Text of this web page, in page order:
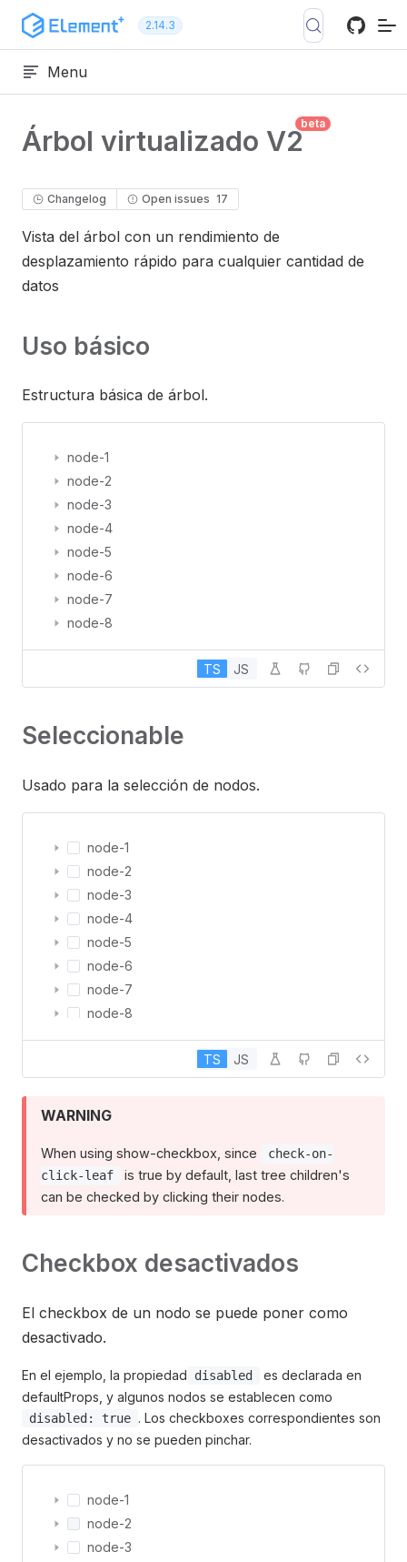
Ir al contenido 2.14.3
Menu
Árbol virtualizado V2
beta
Changelog Open issues 17
Vista del árbol con un rendimiento de
desplazamiento rápido para cualquier cantidad de
datos
Uso básico
Estructura básica de árbol.
node-1
node-2
node-3
node-4
node-5
node-6
node-7
node-8
node-9
TS JS
Seleccionable
Usado para la selección de nodos.
node-1
node-2
node-3
node-4
node-5
node-6
node-7
node-8
node-9
TS JS
WARNING
When using show-checkbox, since
check-on-
click-leaf
is true by default, last tree children's
can be checked by clicking their nodes.
Checkbox desactivados
El checkbox de un nodo se puede poner como
desactivado.
En el ejemplo, la propiedad disabled
es declarada en
defaultProps, y algunos nodos se establecen como
disabled: true . Los checkboxes correspondientes son
desactivados y no se pueden pinchar.
node-1
node-2
node-3